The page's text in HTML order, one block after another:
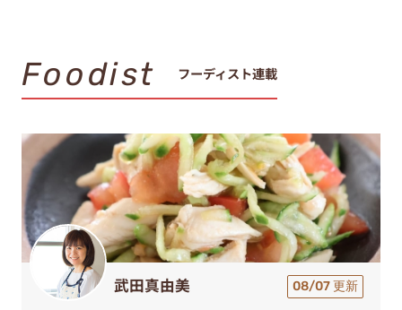
Foodist フーディスト連載
武田真由美 08/07 更新